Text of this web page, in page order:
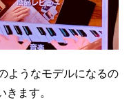
ようなモデルになるの
ます。